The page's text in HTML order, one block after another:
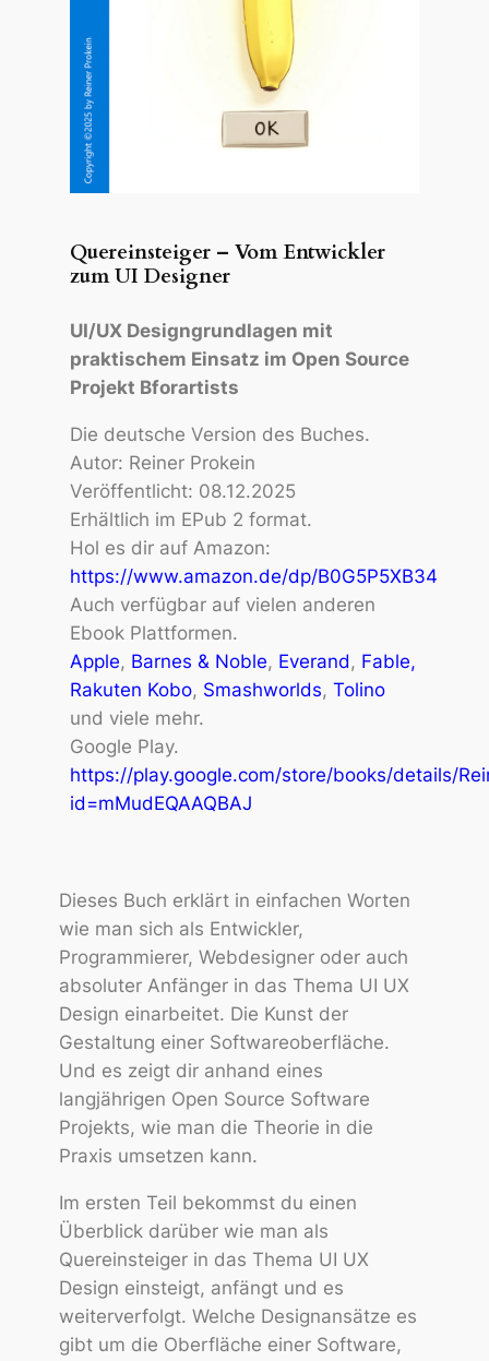
Quereinsteiger – Vom Entwickler
zum UI Designer
UI/UX Designgrundlagen mit
praktischem Einsatz im Open Source
Projekt Bforartists
Die deutsche Version des Buches.
Autor: Reiner Prokein
Veröffentlicht: 08.12.2025
Erhältlich im EPub 2 format.
Hol es dir auf Amazon:
https://www.amazon.de/dp/B0G5P5XB34
Auch verfügbar auf vielen anderen
Ebook Plattformen.
Apple, Barnes & Noble, Everand , Fable,
Rakuten Kobo, Smashworlds, Tolino
und viele mehr.
Google Play.
https://play.google.com/store/books/details/
id=mMudEQAAQBAJ
Dieses Buch erklärt in einfachen Worten
wie man sich als Entwickler,
Programmierer, Webdesigner oder auch
absoluter Anfänger in das Thema UI UX
Design einarbeitet. Die Kunst der
Gestaltung einer Softwareoberfläche.
Und es zeigt dir anhand eines
langjährigen Open Source Software
Projekts, wie man die Theorie in die
Praxis umsetzen kann.
Im ersten Teil bekommst du einen
Überblick darüber wie man als
Quereinsteiger in das Thema UI UX
Design einsteigt, anfängt und es
weiterverfolgt. Welche Designansätze es
gibt um die Oberfläche einer Software,